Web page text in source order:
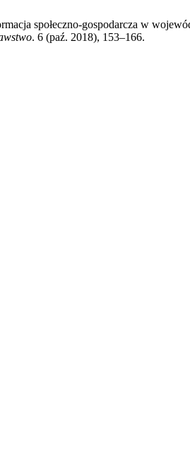
społeczno-gospodarcza w
. 6 (paź. 2018), 153–166.